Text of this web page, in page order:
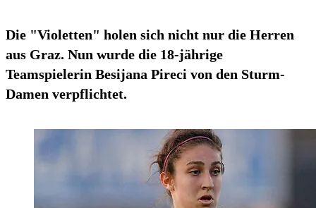
Die "Violetten" holen sich nicht nur die Herren
aus Graz. Nun wurde die 18-jährige
Teamspielerin Besijana Pireci von den Sturm-
Damen verpflichtet.